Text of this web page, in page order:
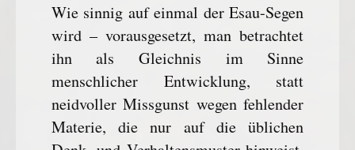
Wie sinnig auf einmal der Esau-Segen
wird – vorausgesetzt, man betrachtet
ihn als Gleichnis im Sinne
menschlicher Entwicklung, statt
neidvoller Missgunst wegen fehlender
Materie, die nur auf die üblichen